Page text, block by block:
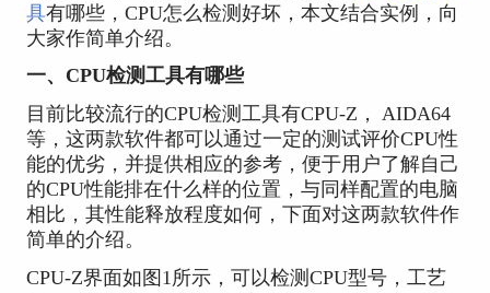
具有哪些，CPU怎么检测好坏，本文结合实例，向
大家作简单介绍。
一、CPU检测工具有哪些
目前比较流行的CPU检测工具有CPU-Z， AIDA64
等，这两款软件都可以通过一定的测试评价CPU性
能的优劣，并提供相应的参考，便于用户了解自己
的CPU性能排在什么样的位置，与同样配置的电脑
相比，其性能释放程度如何，下面对这两款软件作
简单的介绍。
CPU-Z界面如图1所示，可以检测CPU型号，工艺